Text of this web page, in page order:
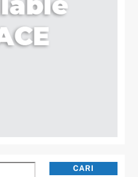
CARI